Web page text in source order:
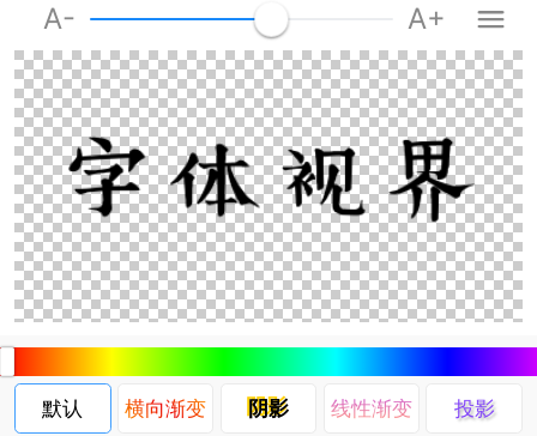
专
A- A+
默认 横向渐变 阴影 线性渐变 投影